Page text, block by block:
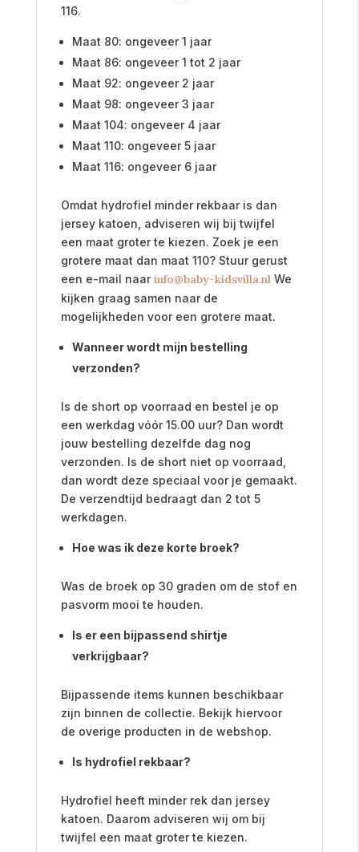
116.
Maat 80: ongeveer 1 jaar
Maat 86: ongeveer 1 tot 2 jaar
Maat 92: ongeveer 2 jaar
Maat 98: ongeveer 3 jaar
Maat 104: ongeveer 4 jaar
Maat 110: ongeveer 5 jaar
Maat 116: ongeveer 6 jaar
Omdat hydrofiel minder rekbaar is dan
jersey katoen, adviseren wij bij twijfel
een maat groter te kiezen. Zoek je een
grotere maat dan maat 110? Stuur gerust
een e-mail naarinfo@baby-kidsvilla.nl We
kijken graag samen naar de
mogelijkheden voor een grotere maat.
Wanneer wordt mijn bestelling
verzonden?
Is de short op voorraad en bestel je op
een werkdag vóór 15.00 uur? Dan wordt
jouw bestelling dezelfde dag nog
verzonden. Is de short niet op voorraad,
dan wordt deze speciaal voor je gemaakt.
De verzendtijd bedraagt dan 2 tot 5
werkdagen.
Hoe was ik deze korte broek?
Was de broek op 30 graden om de stof en
pasvorm mooi te houden.
Is er een bijpassend shirtje
verkrijgbaar?
Bijpassende items kunnen beschikbaar
zijn binnen de collectie. Bekijk hiervoor
de overige producten in de webshop.
Is hydrofiel rekbaar?
Hydrofiel heeft minder rek dan jersey
katoen. Daarom adviseren wij om bij
twijfel een maat groter te kiezen.